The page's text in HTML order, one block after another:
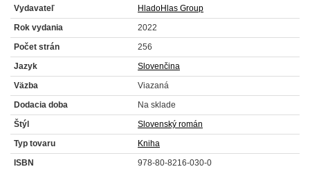
Vydavateľ
HladoHlas Group
Rok vydania
2022
Počet strán
256
Jazyk
Slovenčina
Väzba
Viazaná
Dodacia doba
Na sklade
Štýl
Slovenský román
Typ tovaru
Kniha
ISBN
978-80-8216-030-0